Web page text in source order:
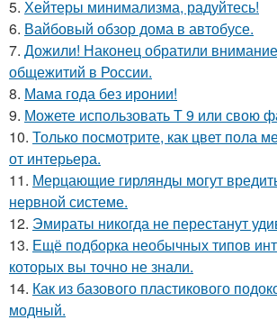
5. Хейтеры минимализма, радуйтесь!
6. Вайбовый обзор дома в автобусе.
7. Дожили! Наконец обратили
общежитий в России.
8. Мама года без иронии!
9. Можете использовать Т 9 или свою
10. Только посмотрите, как цвет пола
от интерьера.
11. Мерцающие гирлянды могут
нервной системе.
12. Эмираты никогда не перестанут
13. Ещё подборка необычных типов
которых вы точно не знали.
14. Как из базового пластикового
модный.